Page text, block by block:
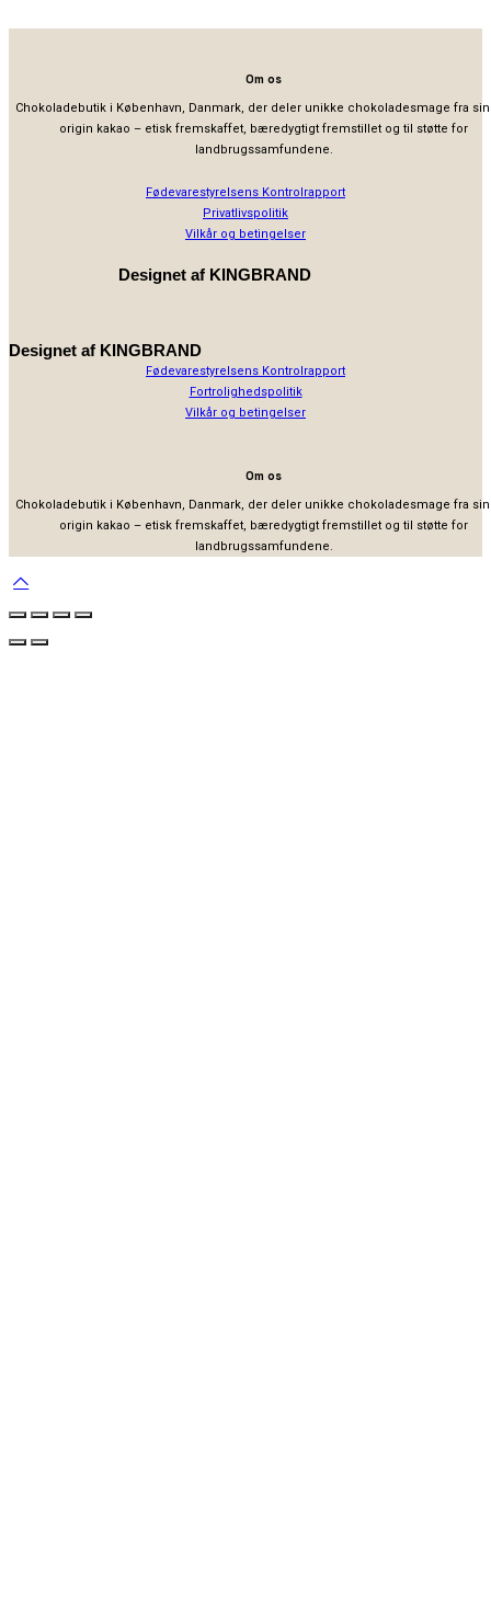
Om os
Chokoladebutik i København, Danmark, der deler unikke chokoladesmage fra
origin kakao – etisk fremskaffet, bæredygtigt fremstillet og til støtte for
landbrugssamfundene.
Fødevarestyrelsens Kontrolrapport
Privatlivspolitik
Vilkår og betingelser
Designet af KINGBRAND
Designet af KINGBRAND
Fødevarestyrelsens Kontrolrapport
Fortrolighedspolitik
Vilkår og betingelser
Om os
Chokoladebutik i København, Danmark, der deler unikke chokoladesmage fra
origin kakao – etisk fremskaffet, bæredygtigt fremstillet og til støtte for
landbrugssamfundene.